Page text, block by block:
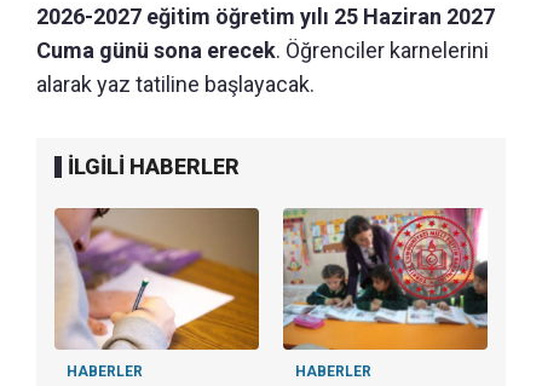
2026-2027 eğitim öğretim yılı 25 Haziran 2027
Cuma günü sona erecek. Öğrenciler karnelerini
alarak yaz tatiline başlayacak.
İLGİLİ HABERLER
HABERLER HABERLER